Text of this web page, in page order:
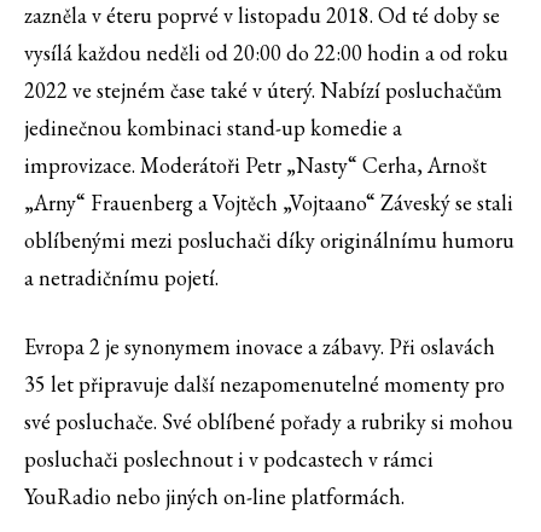
zazněla v éteru poprvé v listopadu 2018. Od té doby se
vysílá každou neděli od 20:00 do 22:00 hodin a od roku
2022 ve stejném čase také v úterý. Nabízí posluchačům
jedinečnou kombinaci stand-up komedie a
improvizace. Moderátoři Petr „Nasty“ Cerha, Arnošt
„Arny“ Frauenberg a Vojtěch „Vojtaano“ Záveský se stali
oblíbenými mezi posluchači díky originálnímu humoru
a netradičnímu pojetí.
Evropa 2 je synonymem inovace a zábavy. Při oslavách
35 let připravuje další nezapomenutelné momenty pro
své posluchače. Své oblíbené pořady a rubriky si mohou
posluchači poslechnout i v podcastech v rámci
YouRadio nebo jiných on-line platformách.